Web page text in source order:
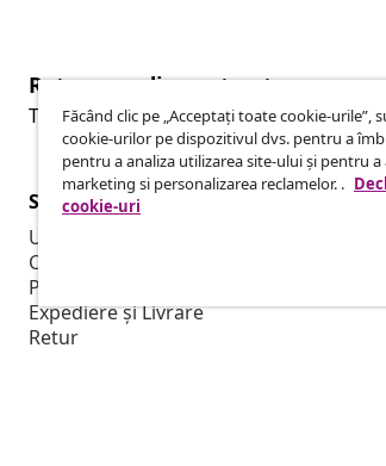
Retragere din contract
Trimite o cerere de retragere pentru
Serviciu clienți
Urmărește-ți comanda
Contul meu
Plată
Expediere și Livrare
Retur
Făcând clic pe „Acceptați toate cookie-urile”,
cookie-urilor pe dispozitivul dvs. pentru a
pentru a analiza utilizarea site-ului și pentru
marketing si personalizarea reclamelor. .
cookie-uri